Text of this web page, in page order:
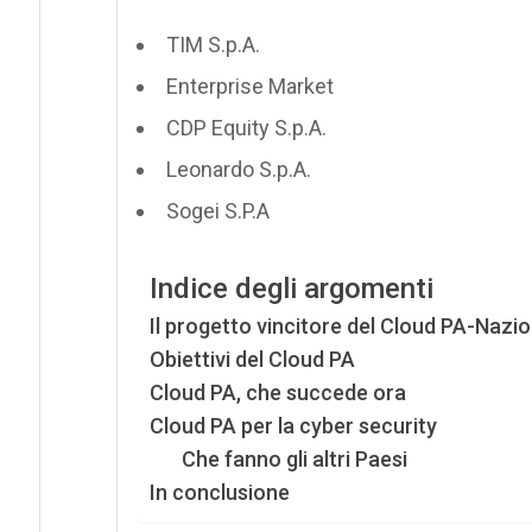
TIM S.p.A.
Enterprise Market
CDP Equity S.p.A.
Leonardo S.p.A.
Sogei S.P.A
Indice degli argomenti
Il progetto vincitore del Cloud PA-
Obiettivi del Cloud PA
Cloud PA, che succede ora
Cloud PA per la cyber security
Che fanno gli altri Paesi
In conclusione